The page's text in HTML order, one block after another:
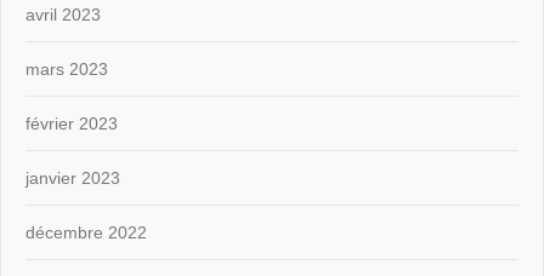
avril 2023
mars 2023
février 2023
janvier 2023
décembre 2022